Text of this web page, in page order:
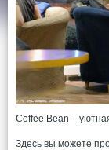
Coffee Bean –
Здесь вы можете